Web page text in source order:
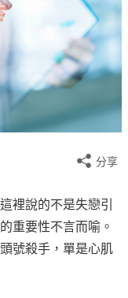
分享
裡說的不是失戀引
重要性不言而喻。
號殺手，單是心肌